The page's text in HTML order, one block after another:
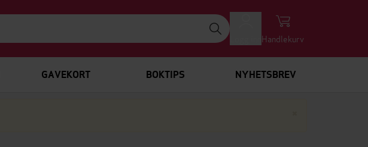
Handlekurv
GAVEKORT BOKTIPS NYHETSBREV